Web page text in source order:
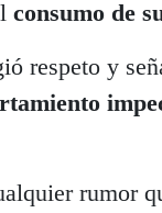
consumo de
respeto y
rumor